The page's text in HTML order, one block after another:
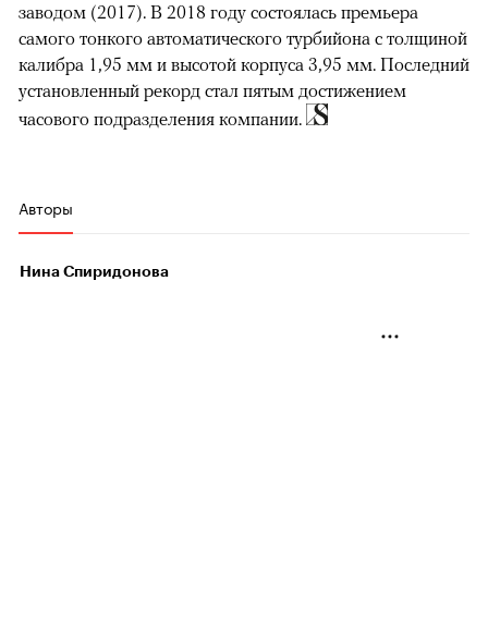
заводом (2017). В 2018 году состоялась премьера
самого тонкого автоматического турбийона с толщиной
калибра 1,95 мм и высотой корпуса 3,95 мм. Последний
установленный рекорд стал пятым достижением
часового подразделения компании.
Авторы
Нина Спиридонова